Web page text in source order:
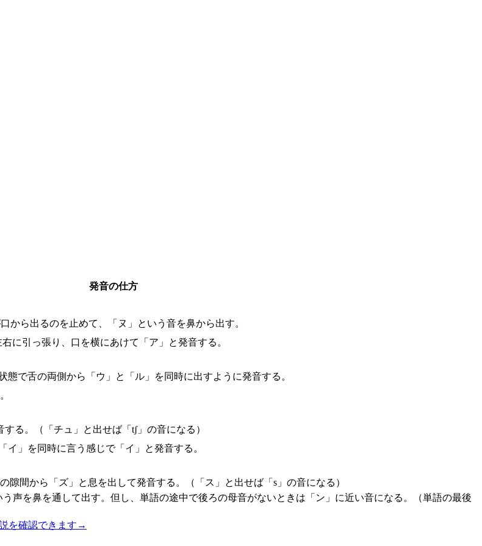
発音の仕方
から出るのを止めて、「ヌ」という音を鼻から出す。
に引っ張り、口を横にあけて「ア」と発音する。
態で舌の両側から「ウ」と「ル」を同時に出すように発音する。
る。（「チュ」と出せば「tʃ」の音になる）
イ」を同時に言う感じで「イ」と発音する。
隙間から「ズ」と息を出して発音する。（「ス」と出せば「s」の音になる）
声を鼻を通して出す。但し、単語の途中で後ろの母音がないときは「ン」に近い音になる。（単語の最後
を確認できます →